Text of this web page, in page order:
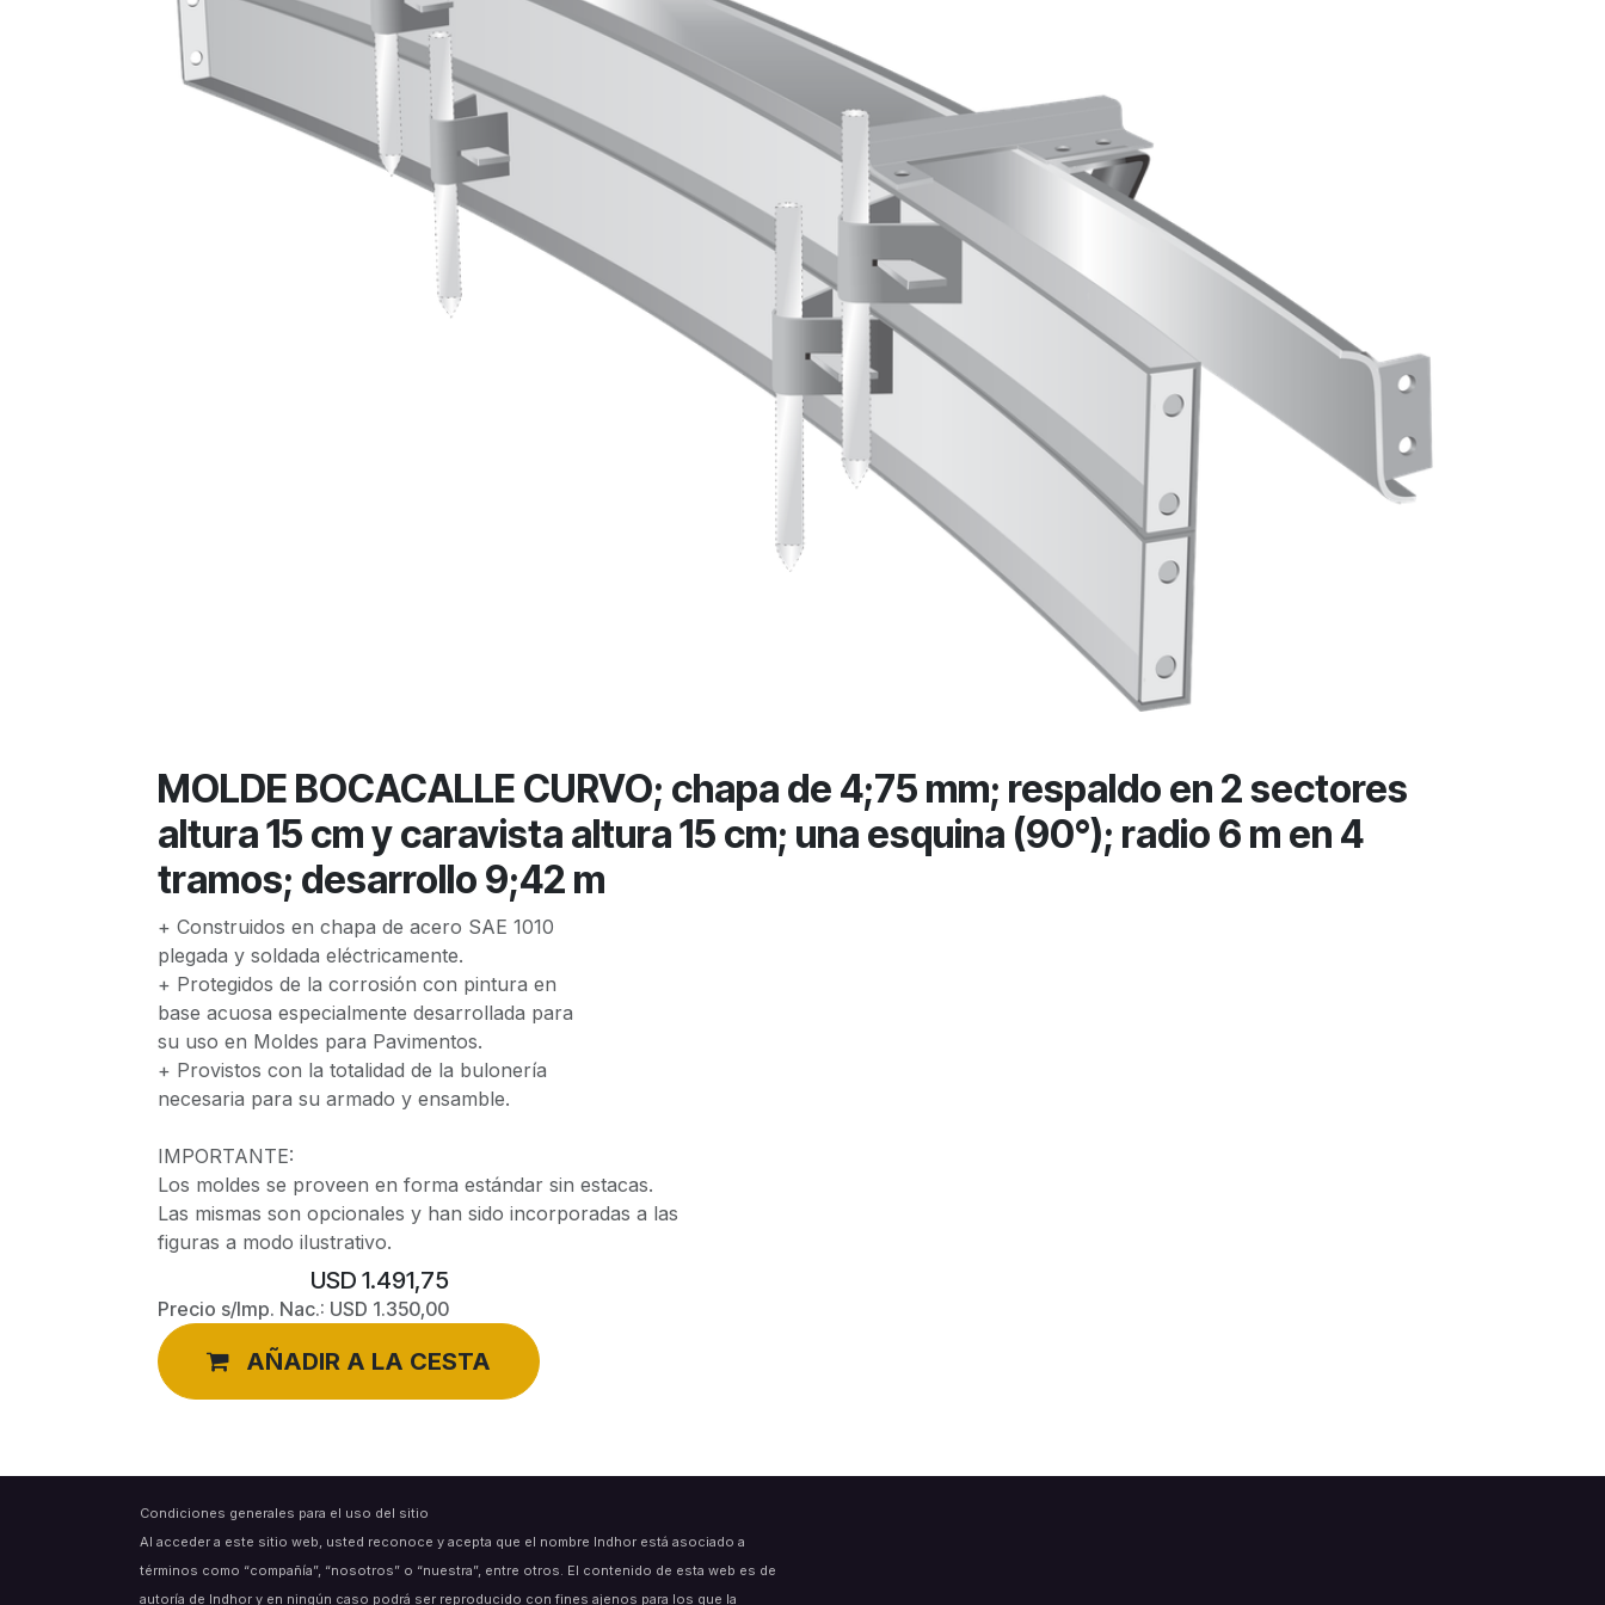
MOLDE BOCACALLE CURVO; chapa de 4;75 mm; respaldo en 2 sectores
altura 15 cm y caravista altura 15 cm; una esquina (90°); radio 6 m en 4
tramos; desarrollo 9;42 m
+ Construidos en chapa de acero SAE 1010
plegada y soldada eléctricamente.
+ Protegidos de la corrosión con pintura en
base acuosa especialmente desarrollada para
su uso en Moldes para Pavimentos.
+ Provistos con la totalidad de la bulonería
necesaria para su armado y ensamble.
IMPORTANTE:
Los moldes se proveen en forma estándar sin estacas.
Las mismas son opcionales y han sido incorporadas a las
figuras a modo ilustrativo.
USD 1.491,75
Precio s/Imp. Nac.: USD 1.350,00
AÑADIR A LA CESTA
Condiciones generales para el uso del sitio
Al acceder a este sitio web, usted reconoce y acepta que el nombre Indhor está asociado a
términos como “compañía”, “nosotros” o “nuestra”, entre otros. El contenido de esta web es de
autoría de Indhor y en ningún caso podrá ser reproducido con fines ajenos para los que la